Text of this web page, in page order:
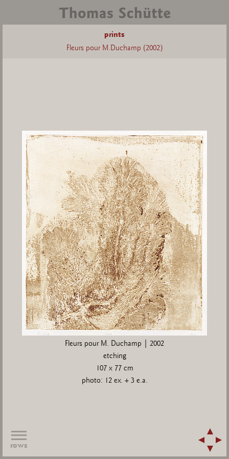
prints
Fleurs pour M.Duchamp (2002)
Fleurs pour M. Duchamp | 2002
etching
107 x 77 cm
photo: 12 ex. + 3 e.a.
rows